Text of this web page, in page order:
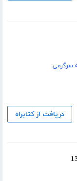
سرگرمی
دریافت از کتابراه